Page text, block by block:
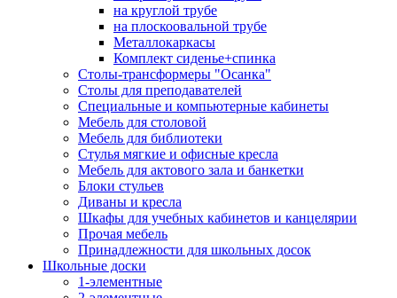
на круглой трубе
на плоскоовальной трубе
Металлокаркасы
Комплект сиденье+спинка
Столы-трансформеры "Осанка"
Столы для преподавателей
Специальные и компьютерные кабинеты
Мебель для столовой
Мебель для библиотеки
Стулья мягкие и офисные кресла
Мебель для актового зала и банкетки
Блоки стульев
Диваны и кресла
Шкафы для учебных кабинетов и канцелярии
Прочая мебель
Принадлежности для школьных досок
Школьные доски
1-элементные